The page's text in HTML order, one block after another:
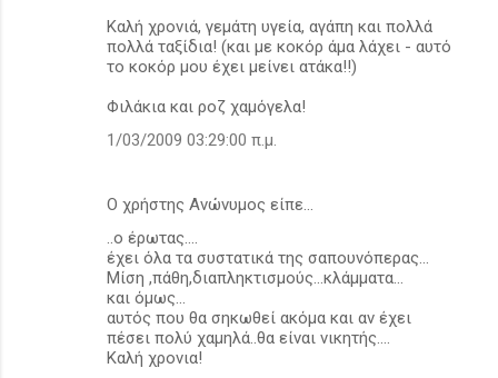
Καλή χρονιά, γεμάτη υγεία, αγάπη και πολλά
πολλά ταξίδια! (και με κοκόρ άμα λάχει - αυτό
το κοκόρ μου έχει μείνει ατάκα!!)
Φιλάκια και ροζ χαμόγελα!
1/03/2009 03:29:00 π.μ.
Ο χρήστης Ανώνυμος είπε…
..ο έρωτας....
έχει όλα τα συστατικά της σαπουνόπερας...
Μίση ,πάθη,διαπληκτισμούς...κλάμματα...
και όμως...
αυτός που θα σηκωθεί ακόμα και αν έχει
πέσει πολύ χαμηλά..θα είναι νικητής....
Καλή χρονια!